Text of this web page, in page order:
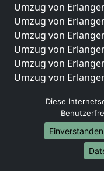
Umzug von
Umzug von
Umzug von
Umzug von
Umzug von
Umzug von
Umzug von
Umzug von
Umzug von
Umzüge-
Diese
Einverstanden